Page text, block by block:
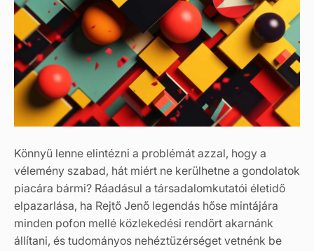
Könnyű lenne elintézni a problémát azzal, hogy a
vélemény szabad, hát miért ne kerülhetne a gondolatok
piacára bármi? Ráadásul a társadalomkutatói életidő
elpazarlása, ha Rejtő Jenő legendás hőse mintájára
minden pofon mellé közlekedési rendőrt akarnánk
állítani, és tudományos nehéztüzérséget vetnénk be